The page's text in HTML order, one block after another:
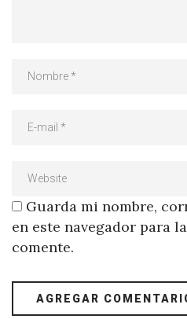
Guarda mi nombre,
en este navegador para
comente.